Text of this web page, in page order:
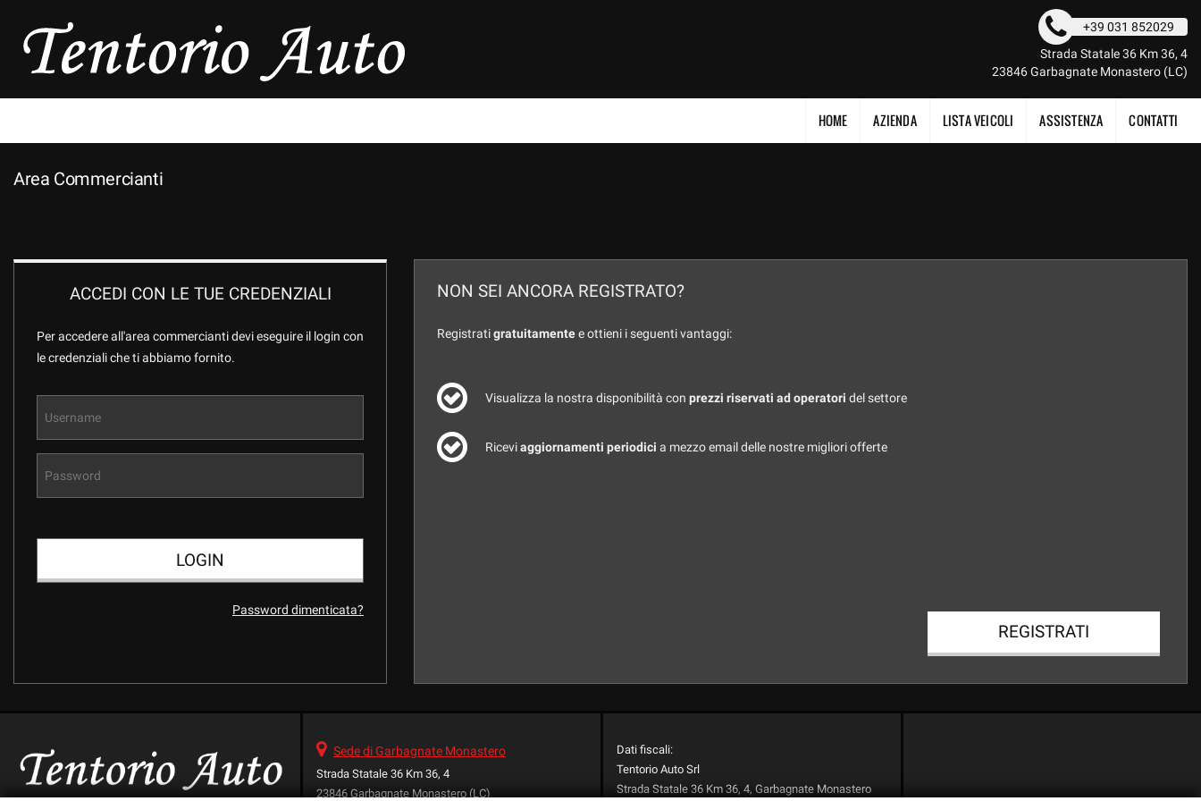
HOME
AZIENDA
ASSISTENZA
+39 031 852029
Strada Statale 36 Km 36, 4
23846 Garbagnate Monastero (LC)
HOME AZIENDA LISTA VEICOLI ASSISTENZA CONTATTI
Area Commercianti
ACCEDI CON LE TUE CREDENZIALI
Per accedere all'area commercianti devi eseguire il login con
le credenziali che ti abbiamo fornito.
Password dimenticata?
NON SEI ANCORA REGISTRATO?
Registratigratuitamentee ottieni i seguenti vantaggi:
Visualizza la nostra disponibilità con prezzi riservati ad operatori del settore
Riceviaggiornamenti periodici a mezzo email delle nostre migliori offerte
REGISTRATI
Sede di Garbagnate Monastero
Strada Statale 36 Km 36, 4
23846 Garbagnate Monastero (LC)
Dati fiscali:
Tentorio Auto Srl
Strada Statale 36 Km 36, 4, Garbagnate Monastero